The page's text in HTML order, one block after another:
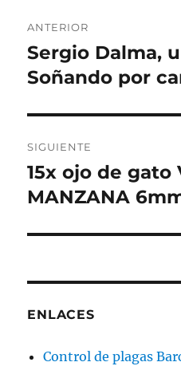
de
entradas
ANTERIOR
Entrada
anterior:
Sergio Dalma,
Soñando por
SIGUIENTE
Entrada
siguiente:
15x ojo de gato
MANZANA
ENLACES
Control de plagas